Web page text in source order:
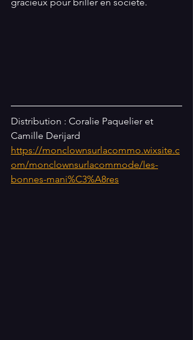
Distribution : Coralie Paquelier et
Camille Derijard
https://monclownsurlacommo.wixsite.c
om/monclownsurlacommode/les-
bonnes-mani%C3%A8res